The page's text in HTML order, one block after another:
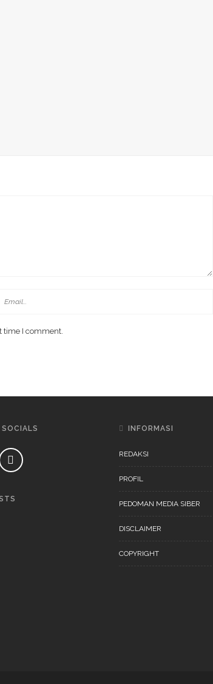
time I comment.
INFORMASI
REDAKSI
PROFIL
PEDOMAN MEDIA SIBER
DISCLAIMER
COPYRIGHT